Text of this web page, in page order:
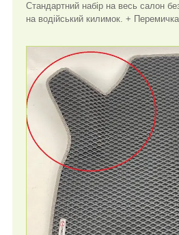
Стандартний набір на весь салон
на водійський килимок. +